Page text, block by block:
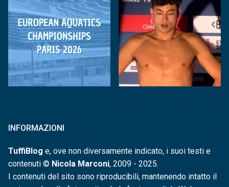
INFORMAZIONI
TuffiBlog e, ove non diversamente indicato, i suoi testi e
contenuti © Nicola Marconi, 2009 - 2025.
I contenuti del sito sono riproducibili, mantenendo intatto il